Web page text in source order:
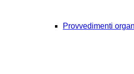
Provvedimenti